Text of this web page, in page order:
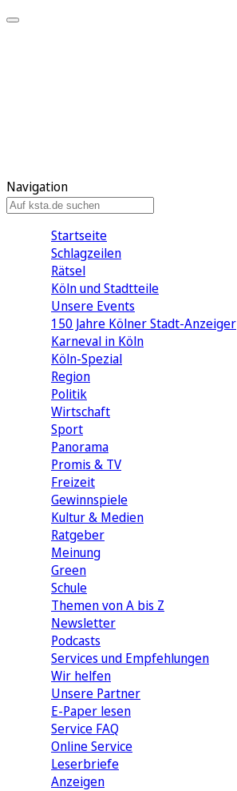
Navigation
Startseite
Schlagzeilen
Rätsel
Köln und Stadtteile
Unsere Events
150 Jahre Kölner Stadt-Anzeiger
Karneval in Köln
Köln-Spezial
Region
Politik
Wirtschaft
Sport
Panorama
Promis & TV
Freizeit
Gewinnspiele
Kultur & Medien
Ratgeber
Meinung
Green
Schule
Themen von A bis Z
Newsletter
Podcasts
Services und Empfehlungen
Wir helfen
Unsere Partner
E-Paper lesen
Service FAQ
Online Service
Leserbriefe
Anzeigen